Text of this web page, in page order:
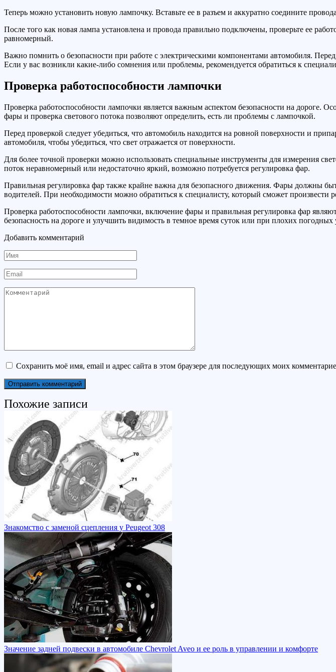
Теперь можно установить новую лампочку. Вставьте ее в разъем и аккуратно соедините
После того как новая лампа установлена и провода правильно подключены, проверьте ее
равномерный.
Важно помнить о безопасности при работе с электрическими компонентами автомобиля.
Если у вас возникли какие-либо сомнения или проблемы, рекомендуется обратиться к
Проверка работоспособности лампочки
Проверка работоспособности лампочки является важным аспектом безопасности на
фары и проверка светового потока позволяют определить, есть ли проблемы с лампочкой.
Перед проверкой следует убедиться, что автомобиль находится на ровной поверхности и
автомобиля, чтобы убедиться, что свет отражается от поверхности.
Для более точной проверки можно использовать специальные инструменты для измерения
поток неравномерный или недостаточно яркий, возможно потребуется регулировка фар.
Правильная регулировка фар также крайне важна для безопасного движения. Фары должны
водителей. При необходимости можно обратиться к специалисту, который сможет произвести
Проверка работоспособности лампочки, включение фары и правильная регулировка фар
безопасность на дороге и улучшить видимость в темное время суток или при плохих погодных
Добавить комментарий
Имя
Email
Комментарий
Сохранить моё имя, email и адрес сайта в этом браузере для последующих моих
Похожие записи
Знакомство с заменой сцепления у Peugeot 308
Значение задней подвески в автомобиле Chevrolet Aveo и ее роль в управлении и комфорте